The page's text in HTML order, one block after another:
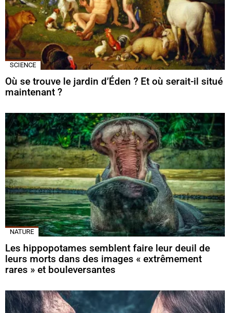
SCIENCE
Où se trouve le jardin d’Éden ? Et où serait-il situé
maintenant ?
NATURE
Les hippopotames semblent faire leur deuil de
leurs morts dans des images « extrêmement
rares » et bouleversantes